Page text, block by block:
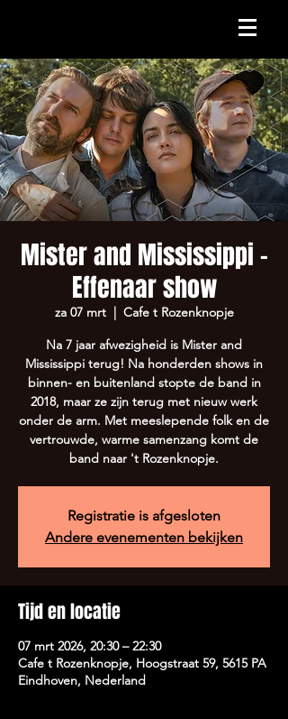
Mister and Mississippi -
Effenaar show
za 07 mrt
  |
Cafe t Rozenknopje
Na 7 jaar afwezigheid is Mister and
Mississippi terug! Na honderden shows in
binnen- en buitenland stopte de band in
2018, maar ze zijn terug met nieuw werk
onder de arm. Met meeslepende folk en de
vertrouwde, warme samenzang komt de
band naar 't Rozenknopje.
Registratie is afgesloten
Andere evenementen bekijken
Tijd en locatie
07 mrt 2026, 20:30 – 22:30
Cafe t Rozenknopje, Hoogstraat 59, 5615 PA
Eindhoven, Nederland